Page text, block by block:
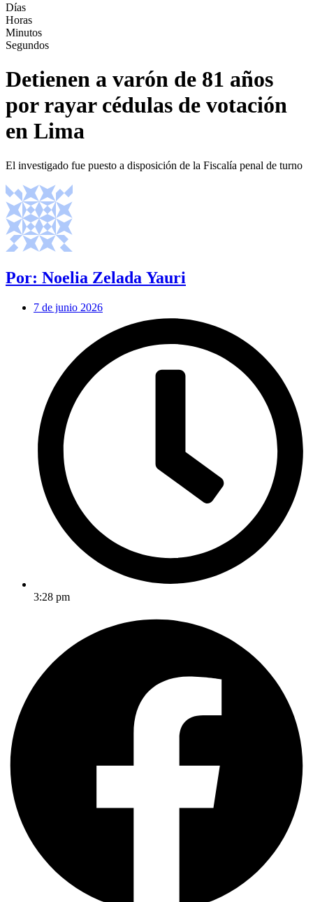
Días
Horas
Minutos
Segundos
Detienen a varón de 81 años
por rayar cédulas de votación
en Lima
El investigado fue puesto a disposición de la Fiscalía penal de turno
Por: Noelia Zelada Yauri
7 de junio 2026
3:28 pm